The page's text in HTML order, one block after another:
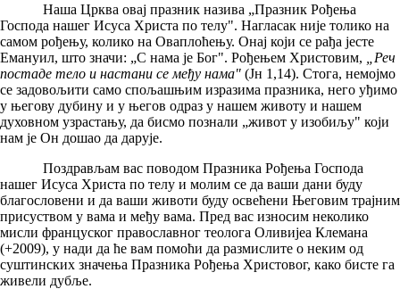
Наша Црква овај празник назива „Празник Рођења
Господа нашег Исуса Христа по телу". Нагласак није толико на
самом рођењу, колико на Оваплоћењу. Онај који се рађа јесте
Емануил, што значи: „С нама је Бог". Рођењем Христовим,
„Реч
постаде тело и настани се међу нама" (Јн 1,14). Стога, немојмо
се задовољити само спољашњим изразима празника, него уђимо
у његову дубину и у његов одраз у нашем животу и нашем
духовном узрастању, да бисмо познали „живот у изобиљу" који
нам је Он дошао да дарује.
Поздрављам вас поводом Празника Рођења Господа
нашег Исуса Христа по телу и молим се да ваши дани буду
благословени и да ваши животи буду освећени Његовим трајним
присуством у вама и међу вама. Пред вас износим неколико
мисли француског православног теолога Оливијеа Клемана
(+2009), у нади да ће вам помоћи да размислите о неким од
суштинских значења Празника Рођења Христовог, како бисте га
живели дубље.